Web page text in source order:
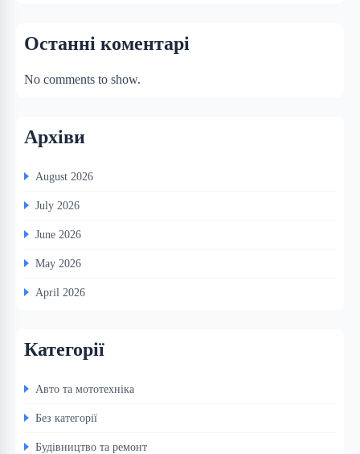
Останні коментарі
No comments to show.
Архіви
August 2026
July 2026
June 2026
May 2026
April 2026
Категорії
Авто та мототехніка
Без категорії
Будівництво та ремонт